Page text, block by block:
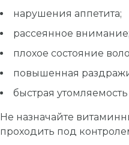
нарушения аппетита;
рассеянное внимание;
плохое состояние
повышенная
быстрая
Не назначайте
проходить под